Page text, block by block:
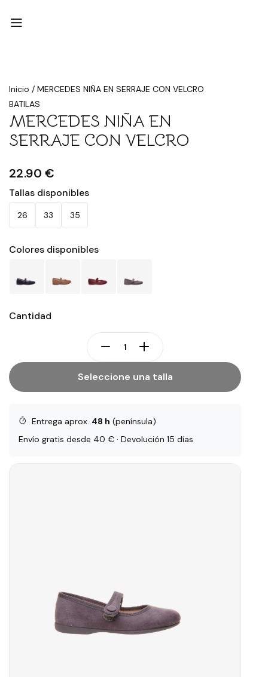
Inicio / MERCEDES NIÑA EN SERRAJE CON VELCRO
BATILAS
MERCEDES NIÑA EN
SERRAJE CON VELCRO
22.90 €
Tallas disponibles
26 33 35
Colores disponibles
Cantidad
Seleccione una talla
Entrega aprox. 48 h (península)
Envío gratis desde 40 € · Devolución 15 días